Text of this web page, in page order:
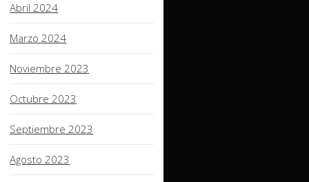
Abril 2024
Marzo 2024
Noviembre 2023
Octubre 2023
Septiembre 2023
Agosto 2023